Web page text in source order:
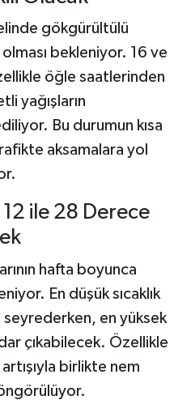
gökgürültülü
bekleniyor. 16 ve
öğle saatlerinden
yağışların
Bu durumun kısa
aksamalara yol
12 ile 28 Derece
hafta boyunca
En düşük sıcaklık
seyrederken, en yüksek
çıkabilecek. Özellikle
birlikte nem